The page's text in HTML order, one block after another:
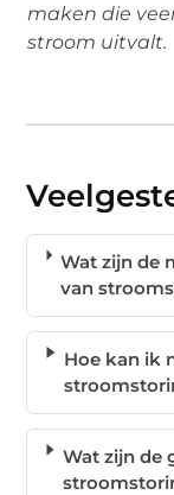
maken die
stroom uitvalt.
Wat zijn de
van
Hoe kan ik
Wat zijn de